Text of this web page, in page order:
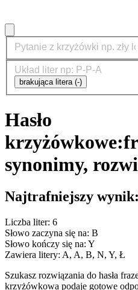
brakująca litera (-)
Hasło
krzyżówkowe:
synonimy,
Najtrafniejszy wynik:
Liczba liter: 6
Słowo zaczyna się na: B
Słowo kończy się na: Y
Zawiera litery: A, A, B, N, Y, Ł
Szukasz rozwiązania do hasła
krzyżówkowa podaje gotowe